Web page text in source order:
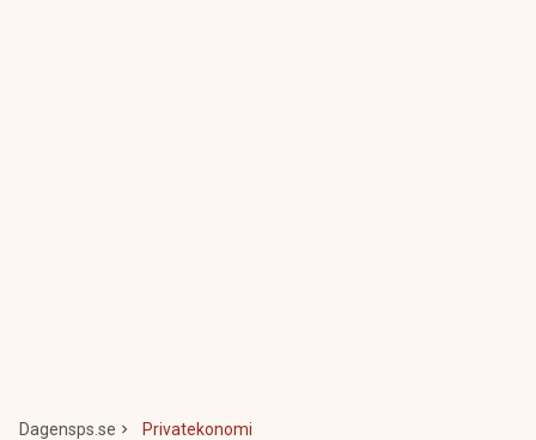
Dagensps.se Privatekonomi